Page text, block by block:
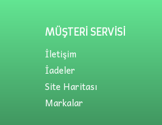
MÜŞTERI SERVISI
İletişim
İadeler
Site Haritası
Markalar